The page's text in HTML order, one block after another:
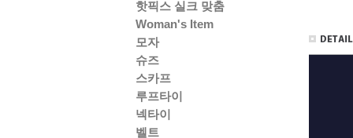
핫픽스 실크 맞춤
Woman's Item
모자
슈즈
스카프
루프타이
넥타이
벨트